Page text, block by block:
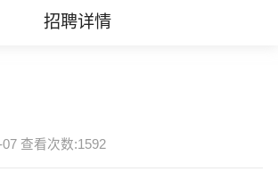
招聘详情
查看次数:1592